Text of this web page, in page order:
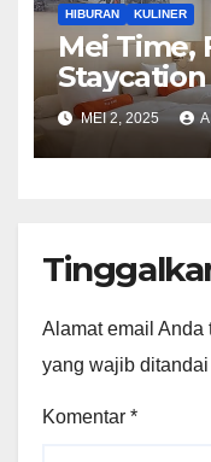
HIBURAN KULINER
Mei Time,
Harris
MEI 2, 2025
Alamat email
yang wajib ditandai
Komentar *